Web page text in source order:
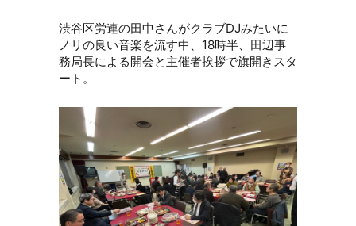
渋谷区労連の田中さんがクラブDJみたいに
ノリの良い音楽を流す中、18時半、田辺事
務局長による開会と主催者挨拶で旗開きスタ
ート。